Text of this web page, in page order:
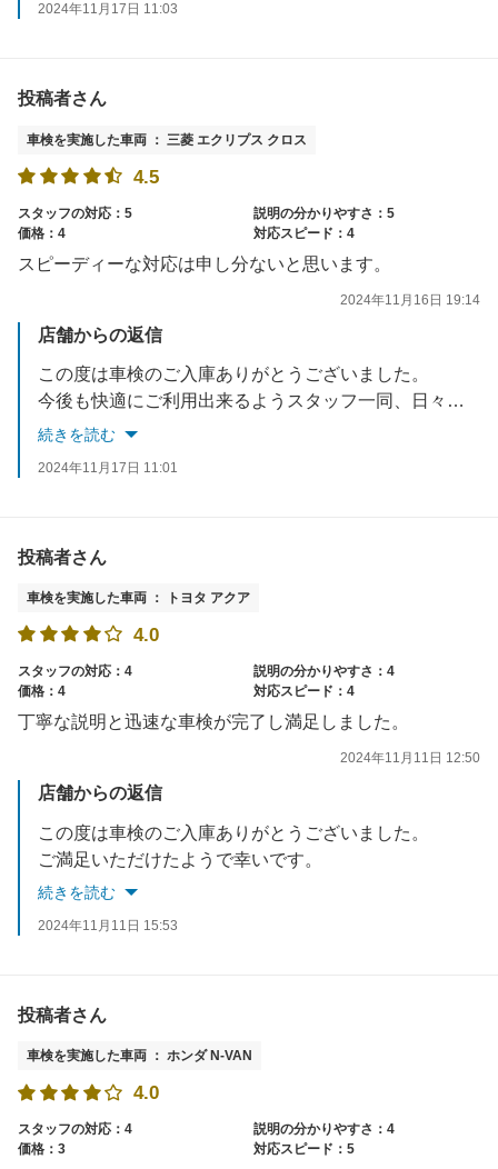
2024年11月17日 11:03
投稿者さん
車検を実施した車両 ： 三菱 エクリプス クロス
4.5
スタッフの対応：5
説明の分かりやすさ：5
価格：4
対応スピード：4
スピーディーな対応は申し分ないと思います。
2024年11月16日 19:14
店舗からの返信
この度は車検のご入庫ありがとうございました。
今後も快適にご利用出来るようスタッフ一同、日々改善して参りますので、よろしくお願いいたします。
続きを読む
2024年11月17日 11:01
投稿者さん
車検を実施した車両 ： トヨタ アクア
4.0
スタッフの対応：4
説明の分かりやすさ：4
価格：4
対応スピード：4
丁寧な説明と迅速な車検が完了し満足しました。
2024年11月11日 12:50
店舗からの返信
この度は車検のご入庫ありがとうございました。
ご満足いただけたようで幸いです。
今後のメンテナンス等気軽にご相談くださいませ。またのご利用お待ちしております。
続きを読む
2024年11月11日 15:53
投稿者さん
車検を実施した車両 ： ホンダ N-VAN
4.0
スタッフの対応：4
説明の分かりやすさ：4
価格：3
対応スピード：5